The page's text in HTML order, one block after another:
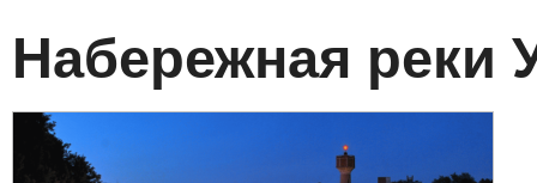
Набережная реки